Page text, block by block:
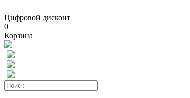
Цифровой дисконт
0
Корзина